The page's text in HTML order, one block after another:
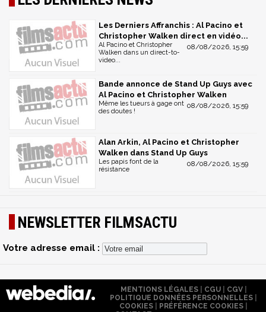
Les Derniers Affranchis : Al Pacino et
Christopher Walken direct en vidéo...
08/08/2026, 15:59
Al Pacino et Christopher
Walken dans un direct-to-
video...
Bande annonce de Stand Up Guys avec
Al Pacino et Christopher Walken
08/08/2026, 15:59
Même les tueurs à gage ont
des doutes !
Alan Arkin, Al Pacino et Christopher
Walken dans Stand Up Guys
08/08/2026, 15:59
Les papis font de la
résistance
NEWSLETTER FILMSACTU
Votre adresse email :
MENTIONS LÉGALES| CGU| CGV|
POLITIQUE DONNÉES PERSONNELLES
COOKIES
PRÉFÉRENCE COOKIES